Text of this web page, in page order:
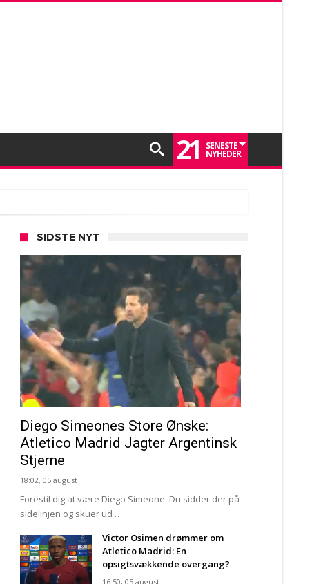
21 SENESTE
NYHEDER
SIDSTE NYT
Diego Simeones Store Ønske:
Atletico Madrid Jagter Argentinsk
Stjerne
18:02, 05 august
Forestil dig at være Diego Simeone. Du sidder der på
sidelinjen og skuer ud …
Victor Osimen drømmer om
Atletico Madrid: En
opsigtsvækkende overgang?
16:50, 05 august